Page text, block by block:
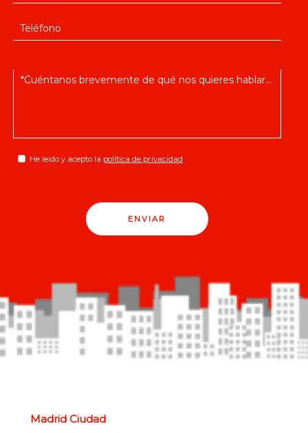
He leido y acepto la política de privacidad
ENVIAR
Madrid Ciudad